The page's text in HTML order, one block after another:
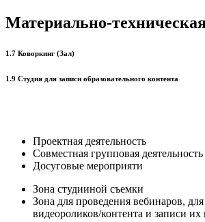
Материально-
1.7 Коворкинг (Зал)
1.9 Студия для записи образовательного контента
Проектная деятельность
Совместная групповая деятельность
Досуговые мероприяти
Зона студииной съемки
Зона для проведения вебинаров,
видеороликов/контента и записи их